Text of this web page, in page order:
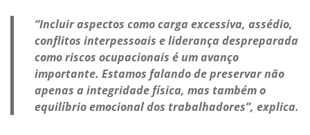
“Incluir aspectos como carga excessiva, assédio,
conflitos interpessoais e liderança despreparada
como riscos ocupacionais é um avanço
importante. Estamos falando de preservar não
apenas a integridade física, mas também o
equilíbrio emocional dos trabalhadores”, explica.